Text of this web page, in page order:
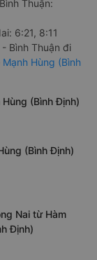
Thuận:
6:21, 8:11
Bình Thuận đi
Mạnh Hùng (Bình
(Bình Định)
(Bình Định)
Nai từ Hàm
Định)